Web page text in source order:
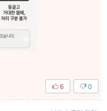
0
6